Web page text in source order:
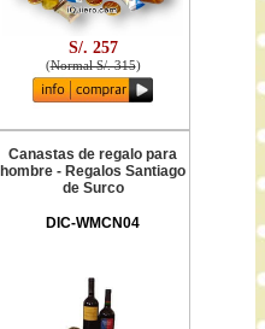
S/. 257
(Normal S/. 315)
Canastas de regalo para
hombre - Regalos Santiago
de Surco
DIC-WMCN04